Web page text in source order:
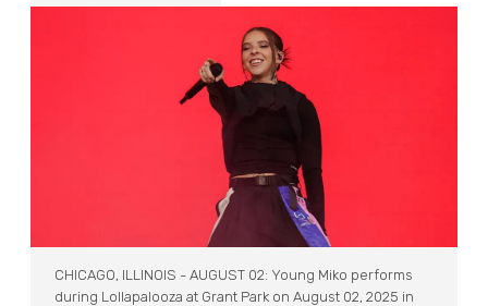
CHICAGO, ILLINOIS - AUGUST 02: Young Miko performs
during Lollapalooza at Grant Park on August 02, 2025 in